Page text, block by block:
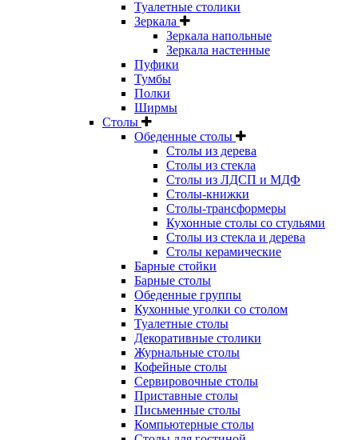
Туалетные столики
Зеркала
Зеркала напольные
Зеркала настенные
Пуфики
Тумбы
Полки
Ширмы
Столы
Обеденные столы
Столы из дерева
Столы из стекла
Столы из ЛДСП и МДФ
Столы-книжки
Столы-трансформеры
Кухонные столы со стульями
Столы из стекла и дерева
Столы керамические
Барные стойки
Барные столы
Обеденные группы
Кухонные уголки со столом
Туалетные столы
Декоративные столики
Журнальные столы
Кофейные столы
Сервировочные столы
Приставные столы
Письменные столы
Компьютерные столы